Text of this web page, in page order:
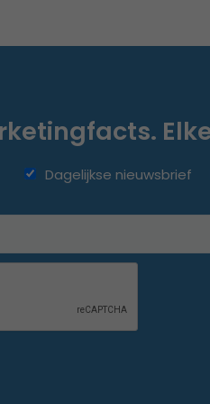
Dagelijkse nieuwsbrief